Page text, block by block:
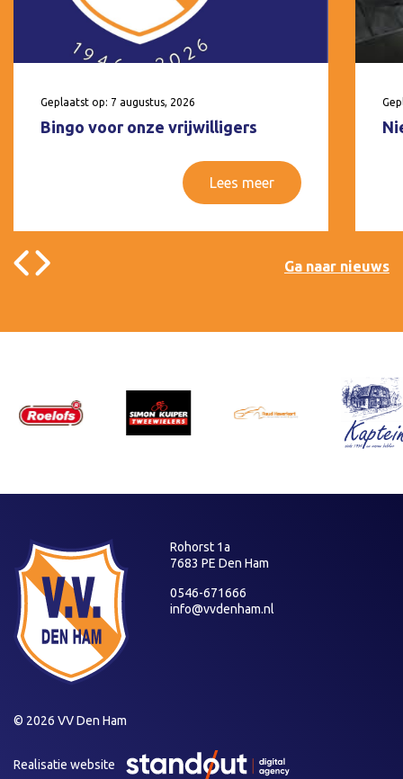
Geplaatst op: 7 augustus, 2026
Bingo voor onze vrijwilligers
Lees meer
Ga naar nieuws
Rohorst 1a
7683 PE Den Ham
0546-671666
info@vvdenham.nl
© 2026 VV Den Ham
Realisatie website